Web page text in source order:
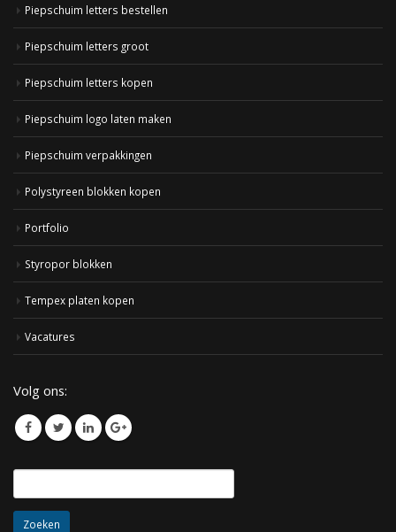
Piepschuim letters bestellen
Piepschuim letters groot
Piepschuim letters kopen
Piepschuim logo laten maken
Piepschuim verpakkingen
Polystyreen blokken kopen
Portfolio
Styropor blokken
Tempex platen kopen
Vacatures
Volg ons:
naar: